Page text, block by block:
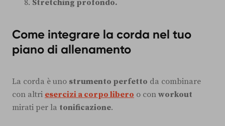
Stretching profondo.
Come integrare la corda nel tuo
piano di allenamento
La corda è uno strumento perfetto da combinare
con altri esercizi a corpo libero o con workout
mirati per la tonificazione.